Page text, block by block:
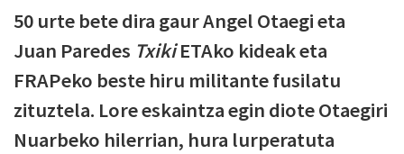
50 urte bete dira gaur Angel Otaegi eta
Juan Paredes TxikiETAko kideak eta
FRAPeko beste hiru militante fusilatu
zituztela. Lore eskaintza egin diote Otaegiri
Nuarbeko hilerrian, hura lurperatuta